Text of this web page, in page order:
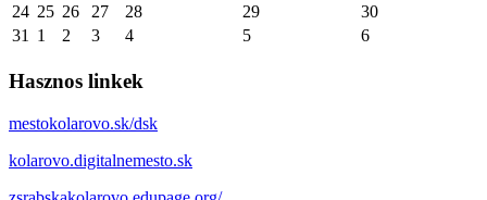
24 25 26 27 28 29
30
31
1 2 3 4 5 6
Hasznos linkek
mestokolarovo.sk/dsk
kolarovo.digitalnemesto.sk